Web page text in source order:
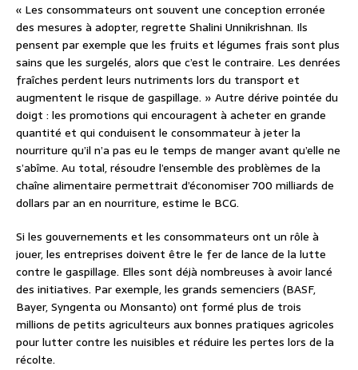
« Les consommateurs ont souvent une conception erronée
des mesures à adopter, regrette Shalini Unnikrishnan. Ils
pensent par exemple que les fruits et légumes frais sont plus
sains que les surgelés, alors que c’est le contraire. Les denrées
fraîches perdent leurs nutriments lors du transport et
augmentent le risque de gaspillage. » Autre dérive pointée du
doigt : les promotions qui encouragent à acheter en grande
quantité et qui conduisent le consommateur à jeter la
nourriture qu’il n’a pas eu le temps de manger avant qu’elle ne
s’abîme. Au total, résoudre l’ensemble des problèmes de la
chaîne alimentaire permettrait d’économiser 700 milliards de
dollars par an en nourriture, estime le BCG.
Si les gouvernements et les consommateurs ont un rôle à
jouer, les entreprises doivent être le fer de lance de la lutte
contre le gaspillage. Elles sont déjà nombreuses à avoir lancé
des initiatives. Par exemple, les grands semenciers (BASF,
Bayer, Syngenta ou Monsanto) ont formé plus de trois
millions de petits agriculteurs aux bonnes pratiques agricoles
pour lutter contre les nuisibles et réduire les pertes lors de la
récolte.